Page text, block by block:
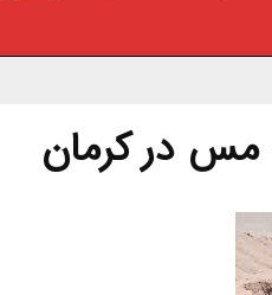
مس در کرمان